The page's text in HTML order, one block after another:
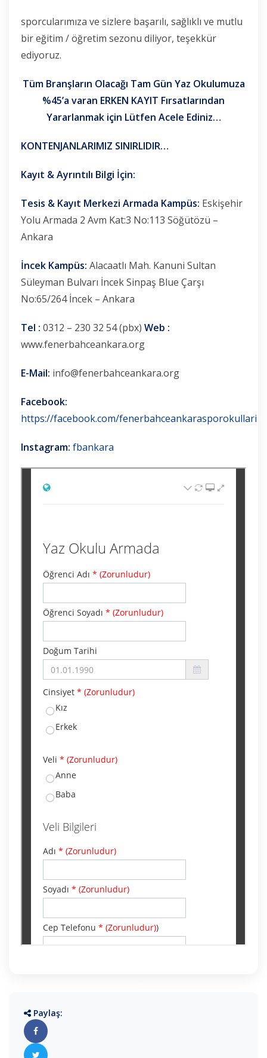
sporcularımıza ve sizlere başarılı, sağlıklı ve mutlu
bir eğitim / öğretim sezonu diliyor, teşekkür
ediyoruz.
Tüm Branşların Olacağı Tam Gün Yaz Okulumuza
%45’a varan ERKEN KAYIT Fırsatlarından
Yararlanmak için Lütfen Acele Ediniz…
KONTENJANLARIMIZ SINIRLIDIR…
Kayıt & Ayrıntılı Bilgi İçin:
Tesis & Kayıt Merkezi Armada Kampüs: Eskişehir
Yolu Armada 2 Avm Kat:3 No:113 Söğütözü –
Ankara
İncek Kampüs: Alacaatlı Mah. Kanuni Sultan
Süleyman Bulvarı İncek Sinpaş Blue Çarşı
No:65/264 İncek – Ankara
Tel : 0312 – 230 32 54 (pbx) Web :
www.fenerbahceankara.org
E-Mail: info@fenerbahceankara.org
Facebook:
https://facebook.com/fenerbahceankarasporokullari
Instagram: fbankara
Paylaş: